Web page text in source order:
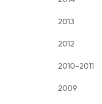
2013
2012
2010-2011
2009